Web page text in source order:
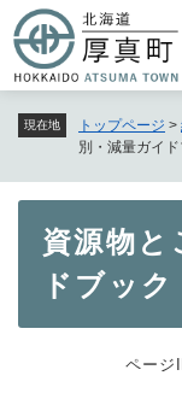
ー
ジ
で
現在地 トップページ >
別・減量ガイ
資源物と
ドブッ
ページ